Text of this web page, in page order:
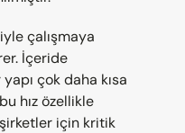
çalışmaya
İçeride
çok daha kısa
hız özellikle
şirketler için kritik